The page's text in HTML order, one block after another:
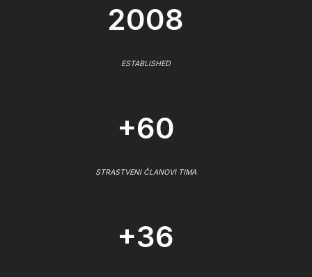
2008
ESTABLISHED
+60
STRASTVENI ČLANOVI TIMA
+36